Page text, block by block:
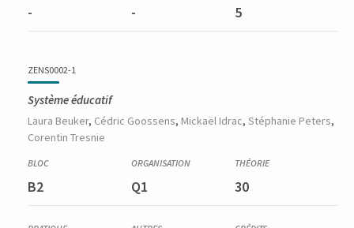
- - 5
ZENS0002-1
Système éducatif
Laura Beuker, Cédric Goossens, MickaëlIdrac, Stéphanie Peters,
Corentin Tresnie
B2 Q1 30